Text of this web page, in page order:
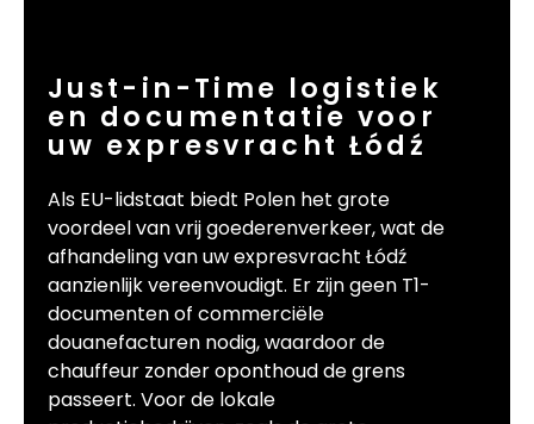
Just-in-Time logistiek
en documentatie voor
uw expresvracht Łódź
Als EU-lidstaat biedt Polen het grote
voordeel van vrij goederenverkeer, wat de
afhandeling van uw expresvracht Łódź
aanzienlijk vereenvoudigt. Er zijn geen T1-
documenten of commerciële
douanefacturen nodig, waardoor de
chauffeur zonder oponthoud de grens
passeert. Voor de lokale